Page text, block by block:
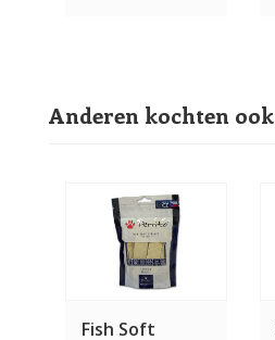
Anderen kochten ook
Fish Soft